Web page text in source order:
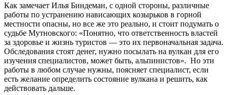
Как замечает Илья Биндеман, с одной стороны, различные
работы по устранению нависающих козырьков в горной
местности опасны, но все же это реально, и стоит подумать о
судьбе Мутновского: «Понятно, что ответственность властей
за здоровье и жизнь туристов — это их первоначальная задача.
Обследования стоят денег, нужно посылать на вулкан для его
изучения специалистов, может быть, альпинистов». Но эти
работы в любом случае нужны, поясняет специалист, если
есть желание определить состояние вулкана и решить, как
действовать дальше.